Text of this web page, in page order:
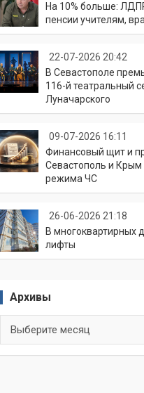
На 10% больше:
пенсии учителям,
22-07-2026 20:42
В Севастополе
116-й театральный
Луначарского
09-07-2026 16:11
Финансовый щит и
Севастополь и Крым
режима ЧС
26-06-2026 21:18
В многоквартирных
лифты
Архивы